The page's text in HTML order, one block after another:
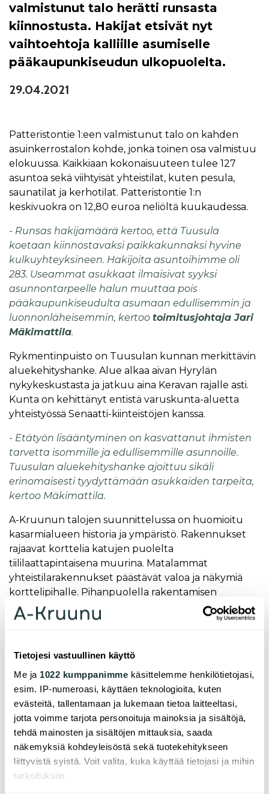
Tietojesi vastuullinen käyttö
Me ja 1022 kumppanimme käsittelemme henkilötietojasi,
esim. IP-numeroasi, käyttäen teknologioita, kuten
evästeitä, tallentamaan ja lukemaan tietoa laitteeltasi,
jotta voimme tarjota personoituja mainoksia ja sisältöjä,
tehdä mainosten ja sisältöjen mittauksia, saada
näkemyksiä kohdeyleisöstä sekä tuotekehitykseen
liittyvistä syistä. Voit valita, kuka käyttää tietojasi ja mihin
tarkoituksiin.
valmistunut talo herätti runsasta
kiinnostusta. Hakijat etsivät nyt
vaihtoehtoja kalliille asumiselle
pääkaupunkiseudun ulkopuolelta.
29.04.2021
Patteristontie 1:een valmistunut talo on kahden
asuinkerrostalon kohde, jonka toinen osa valmistuu
elokuussa. Kaikkiaan kokonaisuuteen tulee 127
asuntoa sekä viihtyisät yhteistilat, kuten pesula,
saunatilat ja kerhotilat. Patteristontie 1:n
keskivuokra on 12,80 euroa neliöltä kuukaudessa.
- Runsas hakijamäärä kertoo, että Tuusula
koetaan kiinnostavaksi paikkakunnaksi hyvine
kulkuyhteyksineen. Hakijoita asuntoihimme oli
283. Useammat asukkaat ilmaisivat syyksi
asunnontarpeelle halun muuttaa pois
pääkaupunkiseudulta asumaan edullisemmin ja
luonnonläheisemmin, kertoo toimitusjohtaja Jari
Mäkimattila.
Rykmentinpuisto on Tuusulan kunnan merkittävin
aluekehityshanke. Alue alkaa aivan Hyrylän
nykykeskustasta ja jatkuu aina Keravan rajalle asti.
Kunta on kehittänyt entistä varuskunta-aluetta
yhteistyössä Senaatti-kiinteistöjen kanssa.
- Etätyön lisääntyminen on kasvattanut ihmisten
tarvetta isommille ja edullisemmille asunnoille.
Tuusulan aluekehityshanke ajoittuu sikäli
erinomaisesti tyydyttämään asukkaiden tarpeita,
kertoo Mäkimattila.
A-Kruunun talojen suunnittelussa on huomioitu
kasarmialueen historia ja ympäristö. Rakennukset
rajaavat korttelia katujen puolelta
tiililaattapintaisena muurina. Matalammat
yhteistilarakennukset päästävät valoa ja näkymiä
korttelipihalle. Pihanpuolella rakentamisen
mittakaava on pienempää ja julkisivut vaaleilla
sävyillä rapattuja.
ruskean ja mustan sävyisistä poltetuista tiililaatoista,
joiden sävy vaalenee alhaalta ylöspäin.
Sisäänkäyntejä on korostettu tehostevärisillä
tiililaatoilla. Pääsuunnittelusta vastasi arkkitehti
SAFA Juha Kämäräinen arkkitehtitoimisto
ArkOpenista. Pääurakoitsijana kohteessa toimi Jatke
Uusimaa Oy.
- Haluamme panostaa kohteissamme hyvään